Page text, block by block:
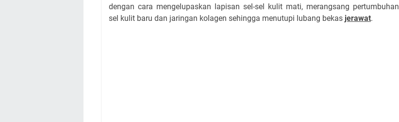
dengan cara mengelupaskan lapisan sel-sel kulit mati, merangsang pertumbuhan
sel kulit baru dan jaringan kolagen sehingga menutupi lubang bekas jerawat.